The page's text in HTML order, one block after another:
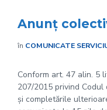
Anunț
în COMUNICATE
Conform art. 47 alin. 5
207/2015 privind Codul
și completările